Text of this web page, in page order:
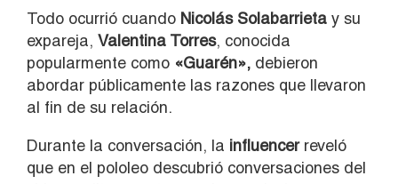
Todo ocurrió cuando Nicolás Solabarrieta y su
expareja, Valentina Torres, conocida
popularmente como «Guarén», debieron
abordar públicamente las razones que llevaron
al fin de su relación.
Durante la conversación, la influencerreveló
que en el pololeo descubrió conversaciones del